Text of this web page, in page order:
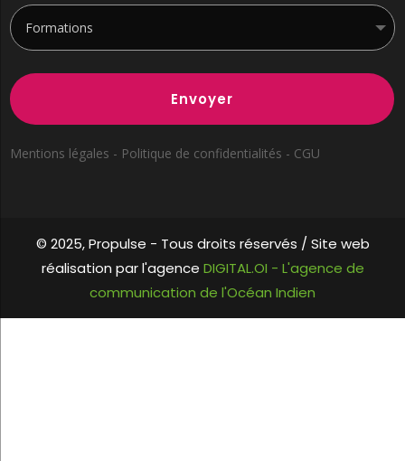
Envoyer
Mentions légales - Politique de confidentialités - CGU
© 2025, Propulse - Tous droits réservés / Site web
réalisation par l'agence DIGITAL.OI - L'agence de
communication de l'Océan Indien